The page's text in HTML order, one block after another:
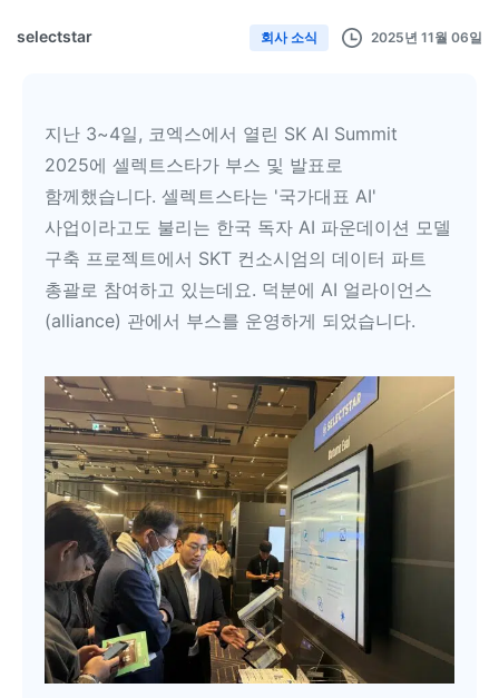
selectstar 회사 소식 2025년 11월 06일
지난 3~4일, 코엑스에서 열린 SK AI Summit
2025에 셀렉트스타가 부스 및 발표로
함께했습니다. 셀렉트스타는 '국가대표 AI'
사업이라고도 불리는 한국 독자 AI 파운데이션 모델
구축 프로젝트에서 SKT 컨소시엄의 데이터 파트
총괄로 참여하고 있는데요. 덕분에 AI 얼라이언스
(alliance) 관에서 부스를 운영하게 되었습니다.